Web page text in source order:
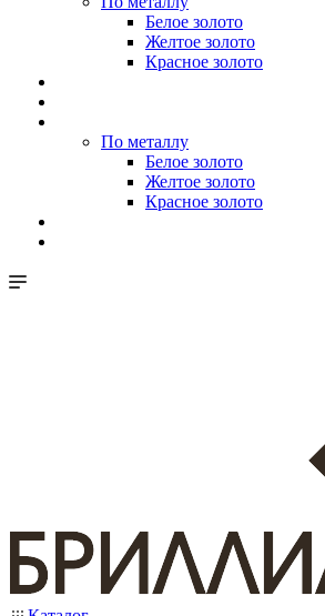
Белое золото
Желтое золото
Красное золото
По металлу
Белое золото
Желтое золото
Красное золото